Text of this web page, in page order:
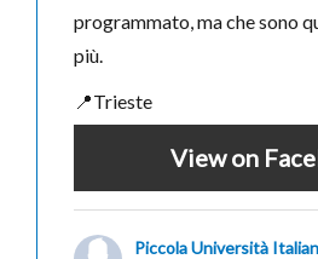
programmato, ma che sono
più.
📍Trieste
View on
Piccola Università